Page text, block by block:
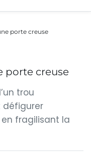
porte creuse
porte creuse
trou
défigurer
en fragilisant la